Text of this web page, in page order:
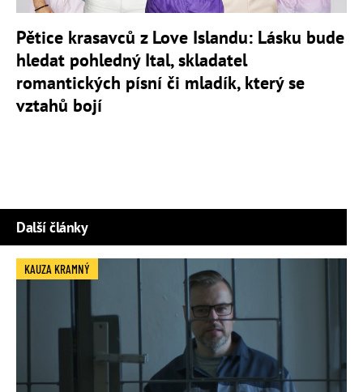
Pětice krasavců z Love Islandu: Lásku bude
hledat pohledný Ital, skladatel
romantických písní či mladík, který se
vztahů bojí
Další články
KAUZA KRAMNÝ